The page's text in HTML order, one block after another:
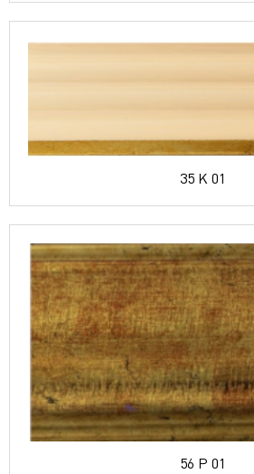
35 K 01
56 P 01